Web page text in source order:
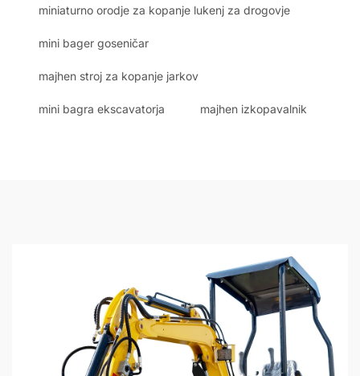
miniaturno orodje za kopanje lukenj za drogovje
mini bager goseničar
majhen stroj za kopanje jarkov
mini bagra ekscavatorja majhen izkopavalnik